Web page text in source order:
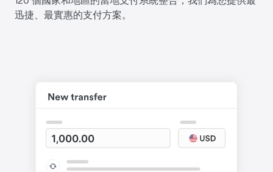
迅捷、最實惠的支付方案。